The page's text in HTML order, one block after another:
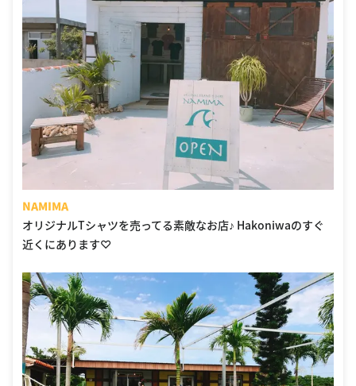
NAMIMA
オリジナルTシャツを売ってる素敵なお店♪ Hakoniwaのすぐ
近くにあります♡